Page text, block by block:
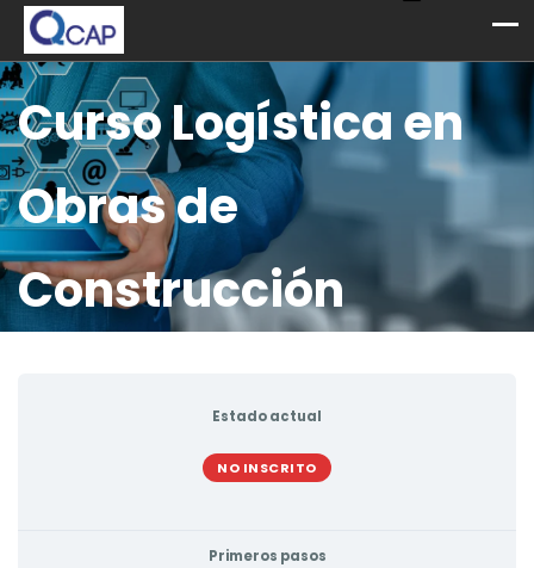
Curso Logística en
Obras de
Construcción
Estado actual
NO INSCRITO
Primeros pasos